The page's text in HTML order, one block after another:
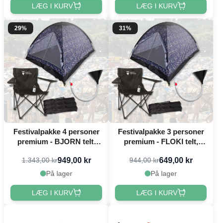
LÆG I KURV LÆG I KURV
29%
Festivalpakke 4 personer
premium - BJORN telt,
1.343,00 kr949,00 kr
På lager
LÆG I KURV
31%
Festivalpakke 3 personer
premium - FLOKI telt,
944,00 kr649,00 kr
På lager
LÆG I KURV